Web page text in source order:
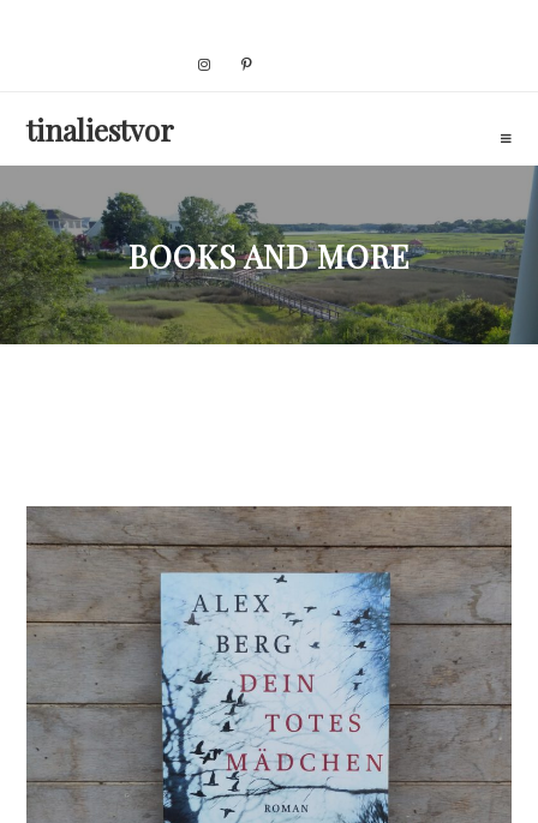
tinaliestvor
BOOKS AND MORE